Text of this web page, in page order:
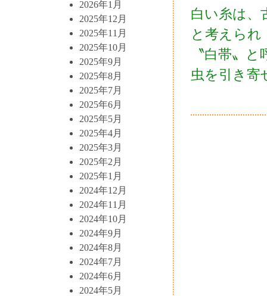
2026年1月
2025年12月
2025年11月
2025年10月
2025年9月
2025年8月
2025年7月
2025年6月
2025年5月
2025年4月
2025年3月
2025年2月
2025年1月
2024年12月
2024年11月
2024年10月
2024年9月
2024年8月
2024年7月
2024年6月
2024年5月
白い糸は、
と考えら
〝白帯〟
虫を引き寄